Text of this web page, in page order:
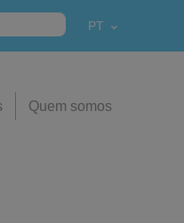
PT
Quem somos